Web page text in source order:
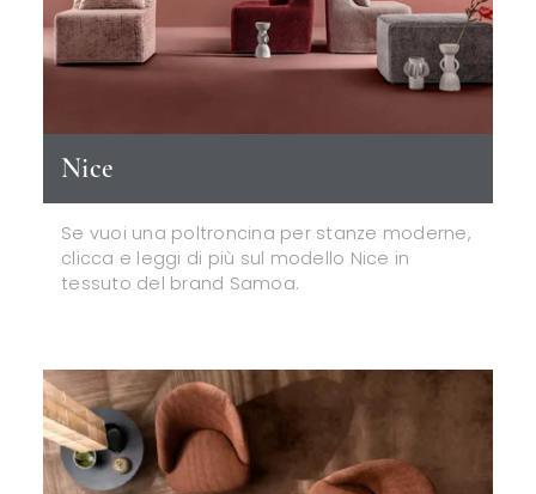
Nice
Se vuoi una poltroncina per stanze moderne,
clicca e leggi di più sul modello Nice in
tessuto del brand Samoa.